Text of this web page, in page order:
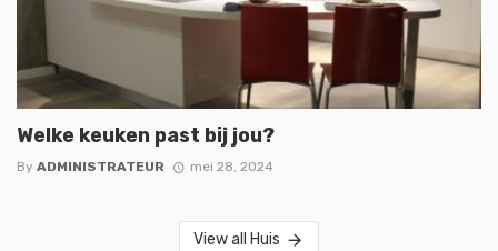
Welke keuken past bij jou?
By ADMINISTRATEUR mei 28, 2024
View all Huis